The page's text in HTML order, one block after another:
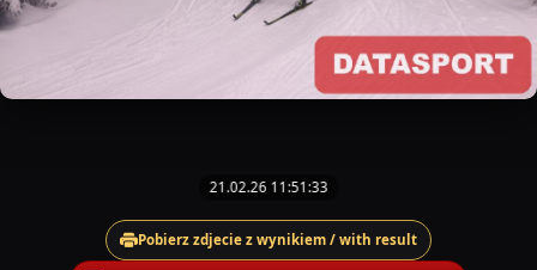
21.02.26 11:51:33
Pobierz zdjecie z wynikiem / with result